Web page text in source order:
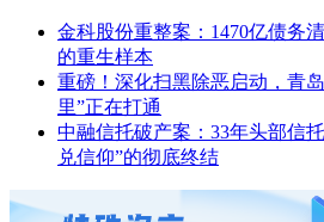
金科股份重整案：1470亿债务
的重生样本
重磅！深化扫黑除恶启动，青
里”正在打通
中融信托破产案：33年头部信
兑信仰”的彻底终结